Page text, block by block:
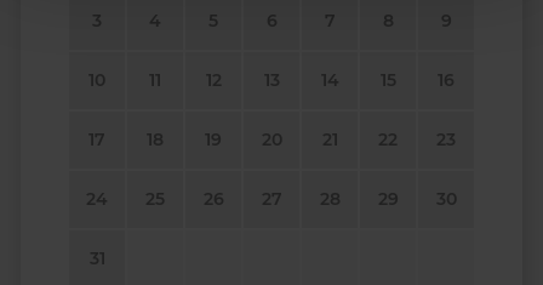
3 4 5 6 7 8 9
10 11 12 13 14 15 16
17 18 19 20 21 22 23
24 25 26 27 28 29 30
31